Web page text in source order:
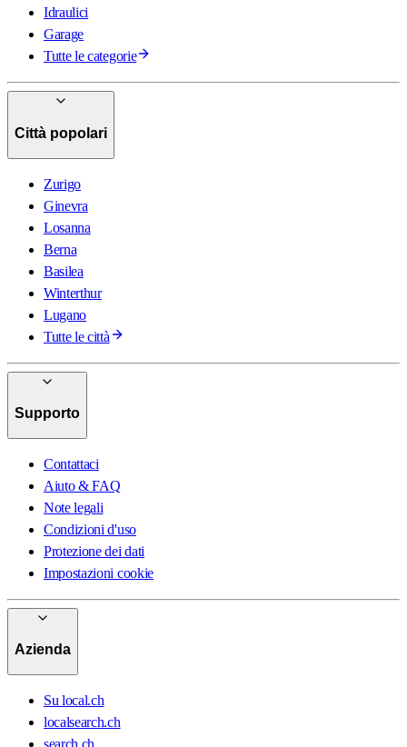
Idraulici
Garage
Tutte le categorie
Città popolari
Zurigo
Ginevra
Losanna
Berna
Basilea
Winterthur
Lugano
Tutte le città
Supporto
Contattaci
Aiuto & FAQ
Note legali
Condizioni d'uso
Protezione dei dati
Impostazioni cookie
Azienda
Su local.ch
localsearch.ch
search.ch